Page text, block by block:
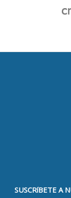
SUSCRíBETE A